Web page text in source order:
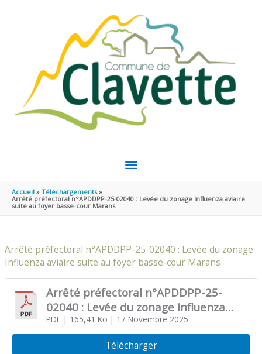
MENU
PRINCIPAL
Accueil
Téléchargements
Arrêté préfectoral n°APDDPP-25-02040 : Levée du zonage Influenza aviaire
suite au foyer basse-cour Marans
Arrêté préfectoral n°APDDPP-25-02040 : Levée du zonage
Influenza aviaire suite au foyer basse-cour Marans
Arrêté préfectoral n°APDDPP-25-
02040 : Levée du zonage Influenza
aviaire suite au foyer basse-cour
Marans
PDF| 165,41 Ko | 17 Novembre 2025
Télécharger